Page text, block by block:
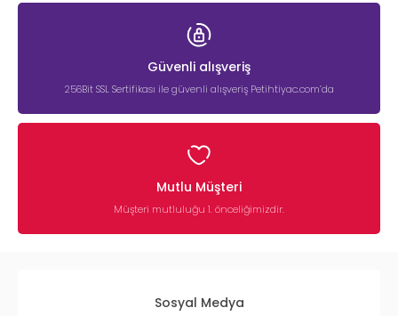
Güvenli alışveriş
256Bit SSL Sertifikası ile güvenli alışveriş Petihtiyac.com’da
Mutlu Müşteri
Müşteri mutluluğu 1. önceliğimizdir.
Sosyal Medya